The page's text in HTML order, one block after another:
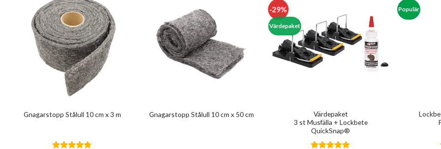
Gnagarstopp Stålull 10 cm x 3 m Gnagarstopp Stålull 10 cm x 50 cm
-29%
Värdepaket
Värdepaket
3 st Musfälla + Lockbete
QuickSnap®
Populär